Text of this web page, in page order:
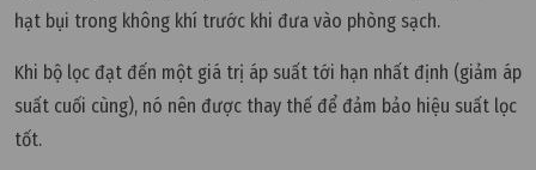
hạt bụi trong không khí trước khi đưa vào phòng sạch.
Khi bộ lọc đạt đến một giá trị áp suất tới hạn nhất định (giảm áp
suất cuối cùng), nó nên được thay thế để đảm bảo hiệu suất lọc
tốt.